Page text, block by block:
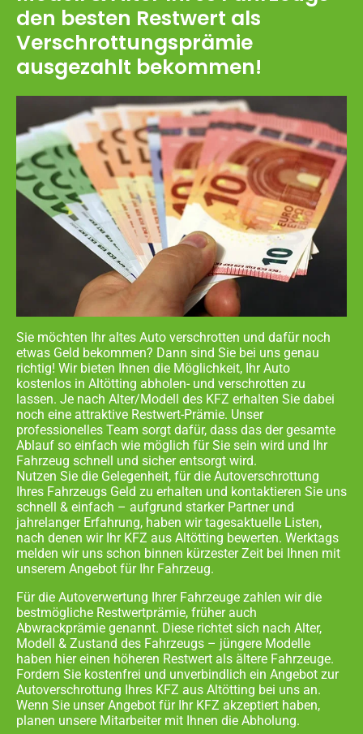
den besten Restwert als
Verschrottungsprämie
ausgezahlt bekommen!
Sie möchten Ihr altes Auto verschrotten und dafür noch
etwas Geld bekommen? Dann sind Sie bei uns genau
richtig! Wir bieten Ihnen die Möglichkeit, Ihr Auto
kostenlos in Altötting abholen- und verschrotten zu
lassen. Je nach Alter/Modell des KFZ erhalten Sie dabei
noch eine attraktive Restwert-Prämie. Unser
professionelles Team sorgt dafür, dass das der gesamte
Ablauf so einfach wie möglich für Sie sein wird und Ihr
Fahrzeug schnell und sicher entsorgt wird.
Nutzen Sie die Gelegenheit, für die Autoverschrottung
Ihres Fahrzeugs Geld zu erhalten und kontaktieren Sie uns
schnell & einfach – aufgrund starker Partner und
jahrelanger Erfahrung, haben wir tagesaktuelle Listen,
nach denen wir Ihr KFZ aus Altötting bewerten. Werktags
melden wir uns schon binnen kürzester Zeit bei Ihnen mit
unserem Angebot für Ihr Fahrzeug.
Für die Autoverwertung Ihrer Fahrzeuge zahlen wir die
bestmögliche Restwertprämie, früher auch
Abwrackprämie genannt. Diese richtet sich nach Alter,
Modell & Zustand des Fahrzeugs – jüngere Modelle
haben hier einen höheren Restwert als ältere Fahrzeuge.
Fordern Sie kostenfrei und unverbindlich ein Angebot zur
Autoverschrottung Ihres KFZ aus Altötting bei uns an.
Wenn Sie unser Angebot für Ihr KFZ akzeptiert haben,
planen unsere Mitarbeiter mit Ihnen die Abholung.